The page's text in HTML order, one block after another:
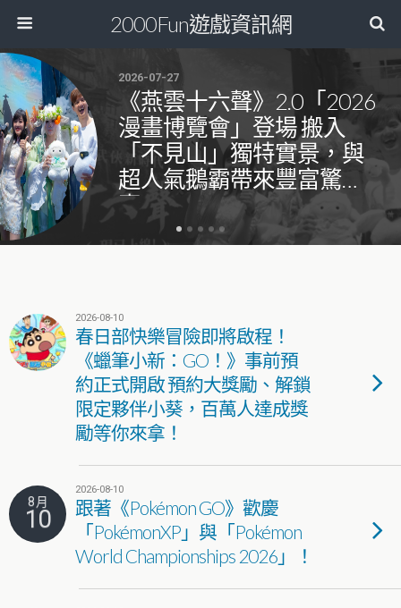
2000Fun遊戲資訊網
2026-07-27
《燕雲十六聲》2.0「2026
漫畫博覽會」登場 搬入
「不見山」獨特實景，與
超人氣鵝霸帶來豐富驚
喜！
2026-08-10
春日部快樂冒險即將啟程！
《蠟筆小新：GO！》事前預
約正式開啟 預約大獎勵、解鎖
限定夥伴小葵，百萬人達成獎
勵等你來拿！
8 月
10
2026-08-10
跟著《Pokémon GO》歡慶
「PokémonXP」與「Pokémon
World Championships 2026」！